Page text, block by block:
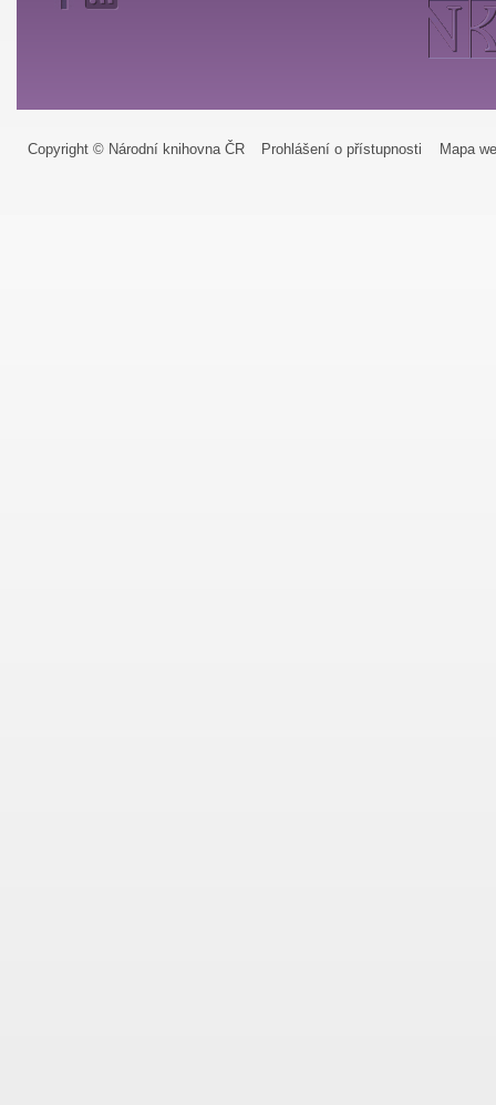
Copyright © Národní knihovna ČR Prohlášení o přístupnosti Mapa